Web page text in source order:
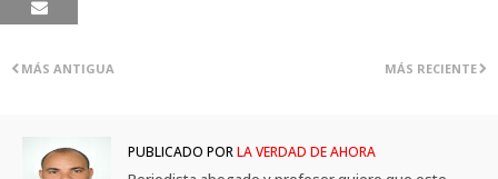
MÁS RECIENTE
MÁS ANTIGUA
PUBLICADO PORLA VERDAD DE AHORA